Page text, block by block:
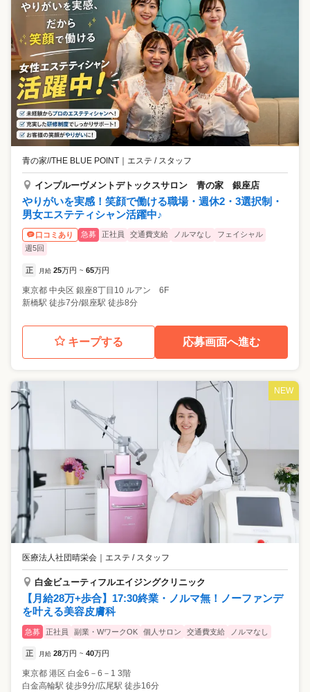
青の家//THE BLUE POINT ｜ エステ / スタッフ
インプルーヴメントデトックスサロン 青の家 銀座店
やりがいを実感！笑顔で働ける職場・週休2・3選択制・
男女エステティシャン活躍中♪
口コミあり 急募 正社員 交通費支給 ノルマなし
フェイシャル
週5回
正 月給 25万円 ~ 65万円
東京都 中央区 銀座8丁目10 ルアン 6F
新橋駅 徒歩7分/銀座駅 徒歩8分
キープする 応募画面へ進む
NEW
医療法人社団晴栄会 エステ / スタッフ
白金ビューティフルエイジングクリニック
【月給28万+歩合】17:30終業・ノルマ無！ノーファンデ
を叶える美容皮膚科
急募 正社員 副業・WワークOK 個人サロン 交通費支給 ノルマなし
正 月給 28万円 ~ 40万円
東京都 港区 白金6－6－1 3階
白金高輪駅 徒歩9分/広尾駅 徒歩16分